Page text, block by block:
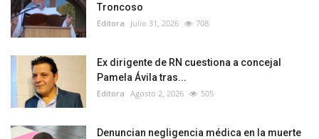
Troncoso
Editora Julio 31, 2026 708
Ex dirigente de RN cuestiona a concejal
Pamela Ávila tras...
Editora Agosto 2, 2026 505
Denuncian negligencia médica en la muerte